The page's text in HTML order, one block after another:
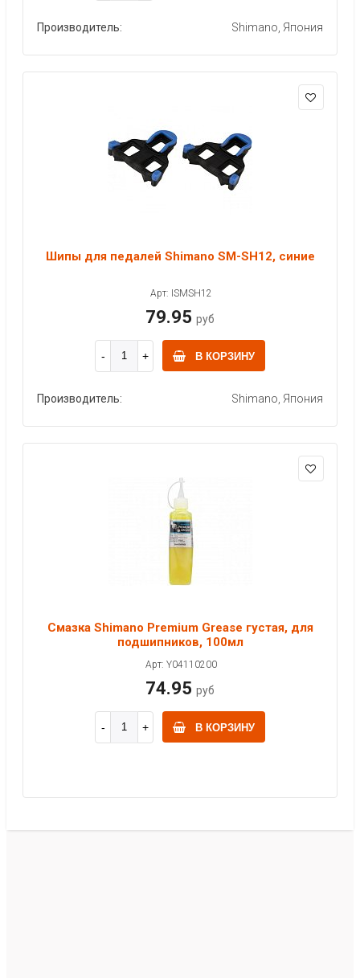
Производитель: Shimano, Япония
Шипы для педалей Shimano SM-SH12, синие
Арт: ISMSH12
79.95 руб
В КОРЗИНУ
Производитель: Shimano, Япония
Смазка Shimano Premium Grease густая, для
подшипников, 100мл
Арт: Y04110200
74.95 руб
В КОРЗИНУ